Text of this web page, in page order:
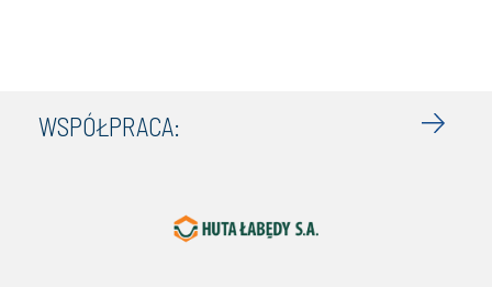
WSPÓŁPRACA: